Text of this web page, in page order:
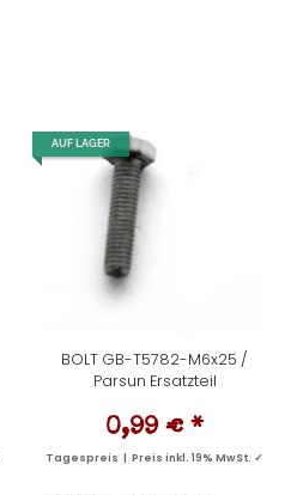
AUF LAGER
BOLT GB-T5782-M6x25 /
Parsun Ersatzteil
0,99 € *
Tagespreis | Preis inkl. 19% MwSt. ✓